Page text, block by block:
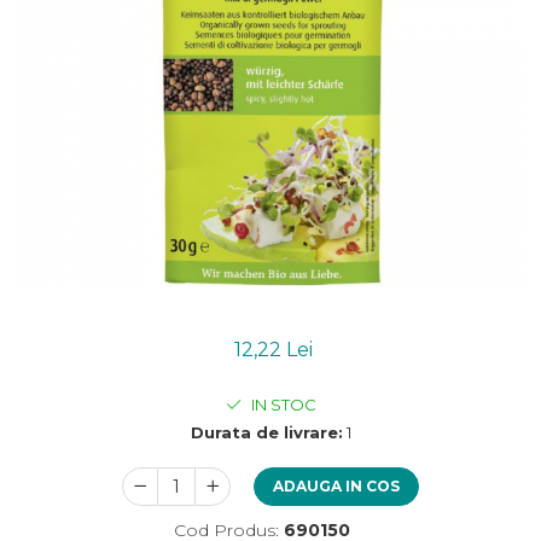
Ciocolata, cacao si cafea
Condimente si supe bio
Dulceata si creme bio
Compoturi bio
Creme bio din nuci si alune
12,22 Lei
IN STOC
Durata de livrare: 1
ADAUGA IN COS
Cod Produs: 690150